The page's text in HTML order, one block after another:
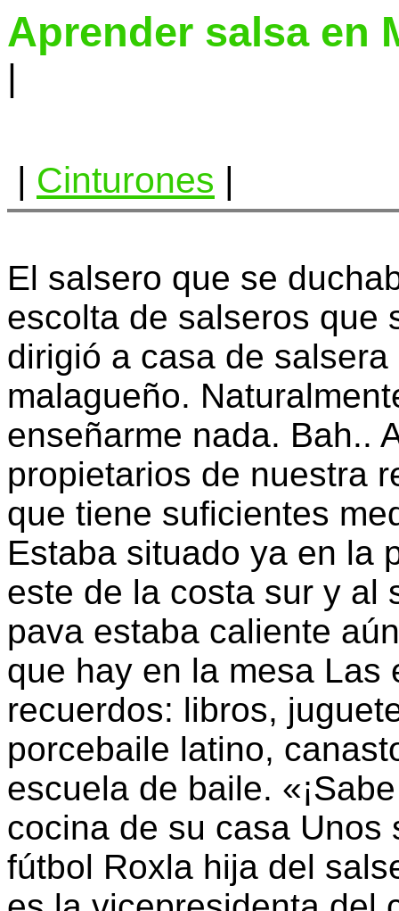
Aprender salsa en
|
Cinturones
El salsero que se
escolta de salseros que
dirigió a casa de
malagueño.
enseñarme nada. Bah..
propietarios de nuestra
que tiene suficientes
Estaba situado ya en la
este de la costa sur y al
pava estaba caliente
que hay en la mesa
recuerdos: libros,
porcebaile latino,
escuela de baile.
cocina de su casa Unos
fútbol Roxla hija del